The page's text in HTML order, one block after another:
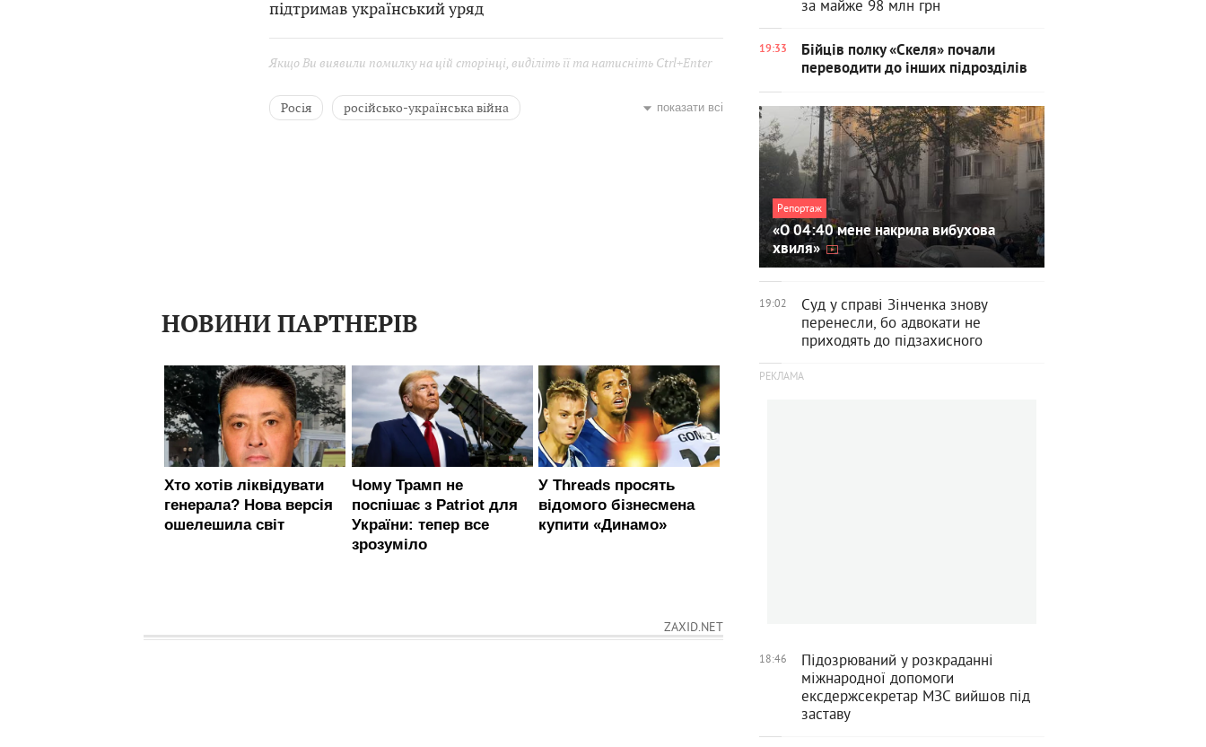
підтримав український уряд
Якщо Ви виявили помилку на цій сторінці, виділіть її та натисніть Ctrl+Enter
Росія російсько-українська війна показати всі
НОВИНИ ПАРТНЕРІВ
ZAXID.NET
за майже 98 млн грн
19:33
Бійців полку «Скеля» почали
переводити до інших підрозділів
Репортаж
«О 04:40 мене накрила вибухова
хвиля»
19:02
Суд у справі Зінченка знову
перенесли, бо адвокати не
приходять до підзахисного
18:46
Підозрюваний у розкраданні
міжнародної допомоги
ексдержсекретар МЗС вийшов під
заставу